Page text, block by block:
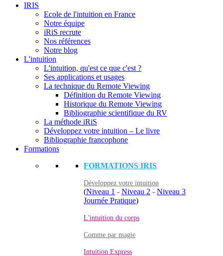
IRIS
Ecole de l'intuition en France
Notre équipe
iRiS recrute
Nos références
Notre blog
L'intuition
L'intuition, qu'est ce que c'est ?
Ses applications et usages
La technique du Remote Viewing
Définition du Remote Viewing
Historique du Remote Viewing
Bibliographie scientifique du RV
La méthode iRiS
Développez votre intuition – Le livre
Bibliographie francophone
Formations
FORMATIONS IRIS
Développez votre intuition
(Niveau 1 - Niveau 2 - Niveau 3
Journée Pratique)
L'intuition du corps
Comme par magie
Intuition Express